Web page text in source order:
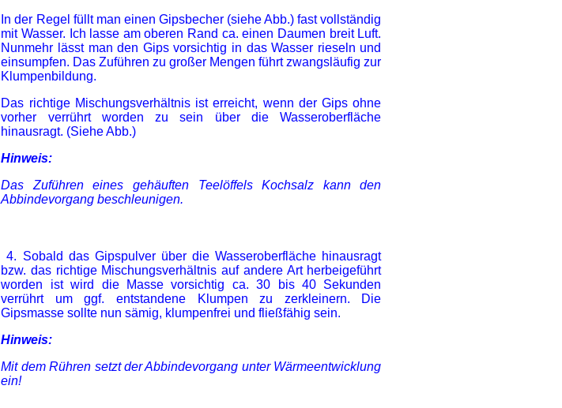
In der Regel füllt man einen Gipsbecher (siehe Abb.) fast vollständig
mit Wasser. Ich lasse am oberen Rand ca. einen Daumen breit Luft.
Nunmehr lässt man den Gips vorsichtig in das Wasser rieseln und
einsumpfen. Das Zuführen zu großer Mengen führt zwangsläufig zur
Klumpenbildung.
Das richtige Mischungsverhältnis ist erreicht, wenn der Gips ohne
vorher verrührt worden zu sein über die Wasseroberfläche
hinausragt. (Siehe Abb.)
Hinweis:
Das Zuführen eines gehäuften Teelöffels Kochsalz kann den
Abbindevorgang beschleunigen.
4. Sobald das Gipspulver über die Wasseroberfläche hinausragt
bzw. das richtige Mischungsverhältnis auf andere Art herbeigeführt
worden ist wird die Masse vorsichtig ca. 30 bis 40 Sekunden
verrührt um ggf. entstandene Klumpen zu zerkleinern. Die
Gipsmasse sollte nun sämig, klumpenfrei und fließfähig sein.
Hinweis:
Mit dem Rühren setzt der Abbindevorgang unter Wärmeentwicklung
ein!